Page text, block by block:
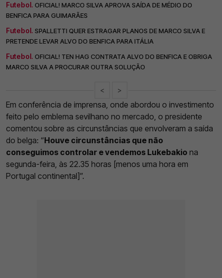
Futebol. OFICIAL! MARCO SILVA APROVA SAÍDA DE MÉDIO DO
BENFICA PARA GUIMARÃES
Futebol. SPALLETTI QUER ESTRAGAR PLANOS DE MARCO SILVA E
PRETENDE LEVAR ALVO DO BENFICA PARA ITÁLIA
Futebol. OFICIAL! TEN HAG CONTRATA ALVO DO BENFICA E OBRIGA
MARCO SILVA A PROCURAR OUTRA SOLUÇÃO
< >
Em conferência de imprensa, onde abordou o investimento
feito pelo emblema sevilhano no mercado, o presidente
comentou sobre as circunstâncias que envolveram a saída
do belga: “Houve circunstâncias que não
conseguimos controlar e vendemos Lukebakio na
segunda-feira, às 22.35 horas [menos uma hora em
Portugal continental]”.